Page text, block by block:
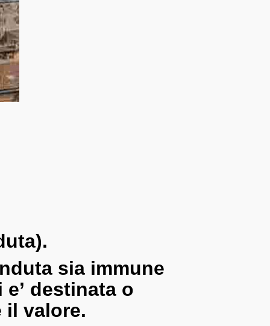
sia immune
destinata o
il valore.